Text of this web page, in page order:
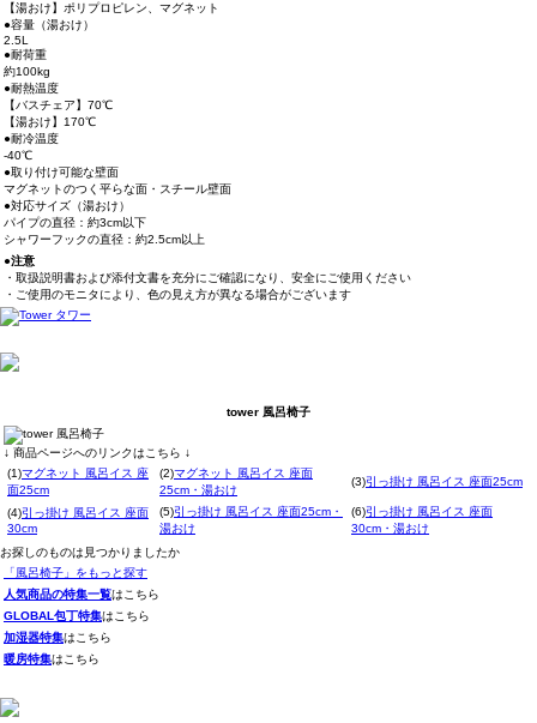
【湯おけ】ポリプロピレン、マグネット
●容量（湯おけ）
2.5L
●耐荷重
約100kg
●耐熱温度
【バスチェア】70℃
【湯おけ】170℃
●耐冷温度
-40℃
●取り付け可能な壁面
マグネットのつく平らな面・スチール壁面
●対応サイズ（湯おけ）
パイプの直径：約3cm以下
シャワーフックの直径：約2.5cm以上
●注意
・取扱説明書および添付文書を充分にご確認になり、安全にご使用ください
・ご使用のモニタにより、色の見え方が異なる場合がございます
tower 風呂椅子
↓ 商品ページへのリンクはこちら ↓
(1)マグネット 風呂イス 座
面25cm
(2)マグネット 風呂イス 座面
25cm・湯おけ
(3)引っ掛け 風呂イス 座面25cm
(4)引っ掛け 風呂イス 座面
30cm
(5)引っ掛け 風呂イス 座面25cm・
湯おけ
(6)引っ掛け 風呂イス 座面
30cm・湯おけ
お探しのものは見つかりましたか
「風呂椅子」をもっと探す
人気商品の特集一覧はこちら
GLOBAL包丁特集はこちら
加湿器特集はこちら
暖房特集はこちら